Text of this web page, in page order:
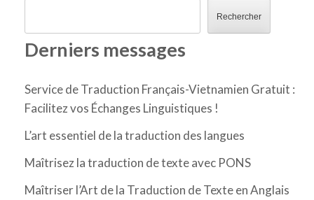
Rechercher
Derniers messages
Service de Traduction Français-Vietnamien Gratuit :
Facilitez vos Échanges Linguistiques !
L’art essentiel de la traduction des langues
Maîtrisez la traduction de texte avec PONS
Maîtriser l’Art de la Traduction de Texte en Anglais